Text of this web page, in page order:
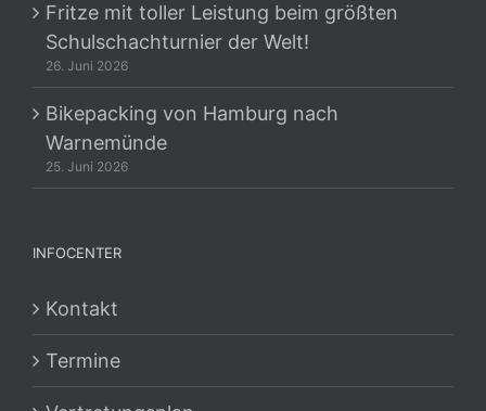
Fritze mit toller Leistung beim größten
Schulschachturnier der Welt!
26. Juni 2026
Bikepacking von Hamburg nach
Warnemünde
25. Juni 2026
INFOCENTER
Kontakt
Termine